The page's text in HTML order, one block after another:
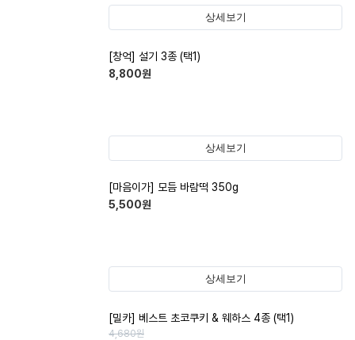
상세보기
[창억] 설기 3종 (택1)
8,800원
상세보기
[마음이가] 모듬 바람떡 350g
5,500원
상세보기
[밀카] 베스트 초코쿠키 & 웨하스 4종 (택1)
4,680원